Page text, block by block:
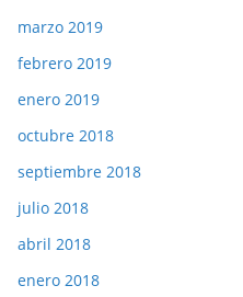
marzo 2019
febrero 2019
enero 2019
octubre 2018
septiembre 2018
julio 2018
abril 2018
enero 2018